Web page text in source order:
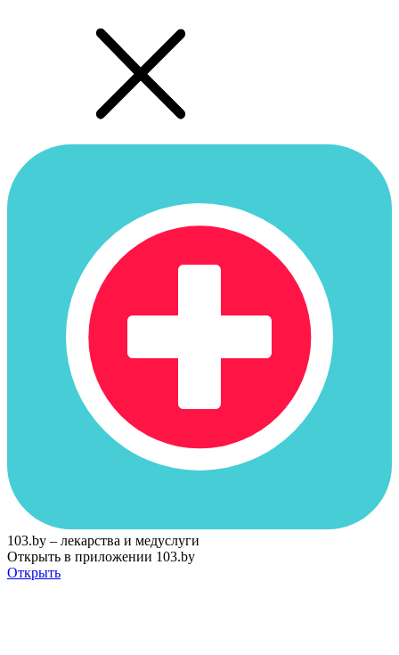
103.by – лекарства и медуслуги
Открыть в приложении 103.by
Открыть